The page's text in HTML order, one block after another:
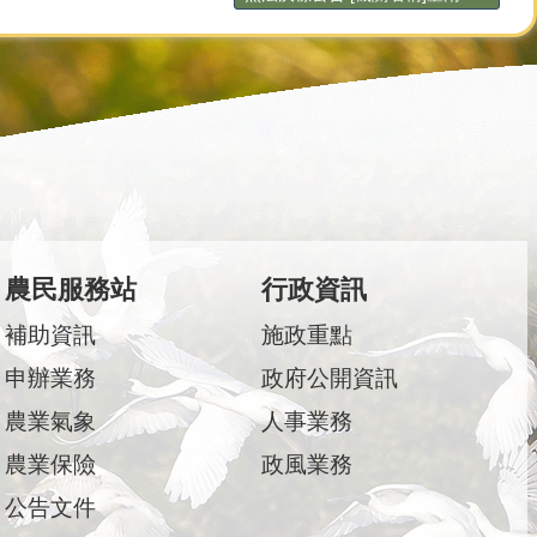
農民服務站
補助資訊
申辦業務
農業氣象
農業保險
公告文件
行政資訊
施政重點
政府公開資訊
人事業務
政風業務